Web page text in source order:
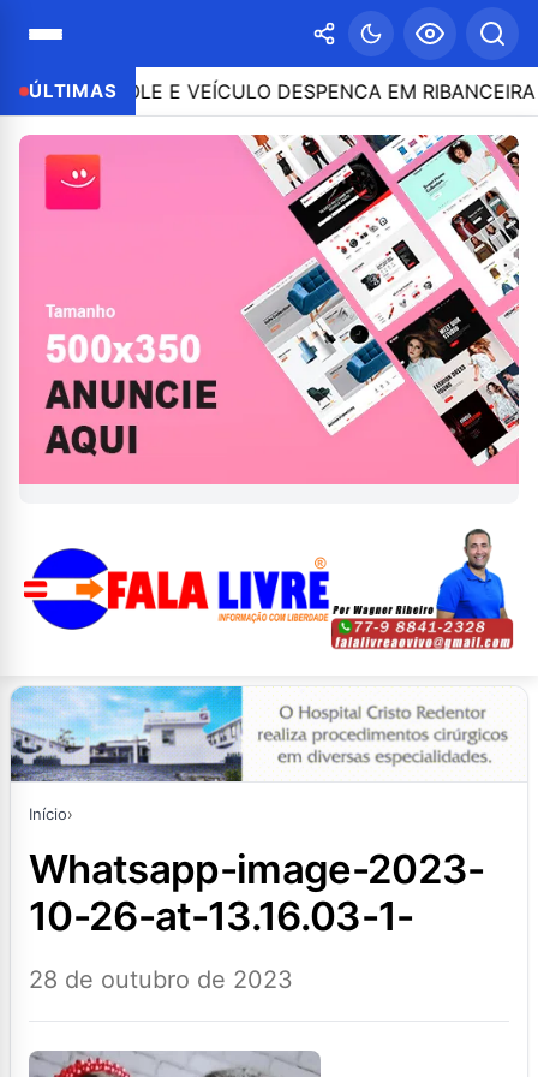
ÚLTIMASE VEÍCULO DESPENCA EM RIBANCEIRA COM
Início›
whatsapp-image-2023-
10-26-at-13.16.03-1-
28 de outubro de 2023